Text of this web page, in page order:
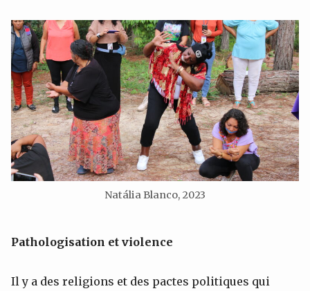
Natália Blanco, 2023
Pathologisation et violence
Il y a des religions et des pactes politiques qui